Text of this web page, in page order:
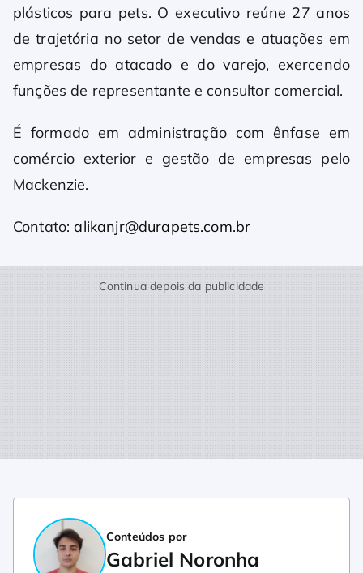
plásticos para pets. O executivo reúne 27 anos
de trajetória no setor de vendas e atuações em
empresas do atacado e do varejo, exercendo
funções de representante e consultor comercial.
É formado em administração com ênfase em
comércio exterior e gestão de empresas pelo
Mackenzie.
Contato:alikanjr@durapets.com.br
Continua depois da publicidade
Conteúdos por
Gabriel Noronha